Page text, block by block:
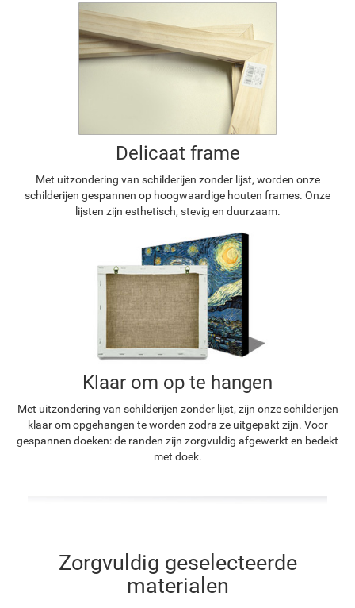
Delicaat frame
Met uitzondering van schilderijen zonder lijst, worden onze
schilderijen gespannen op hoogwaardige houten frames. Onze
lijsten zijn esthetisch, stevig en duurzaam.
Klaar om op te hangen
Met uitzondering van schilderijen zonder lijst, zijn onze schilderijen
klaar om opgehangen te worden zodra ze uitgepakt zijn. Voor
gespannen doeken: de randen zijn zorgvuldig afgewerkt en bedekt
met doek.
Zorgvuldig geselecteerde
materialen